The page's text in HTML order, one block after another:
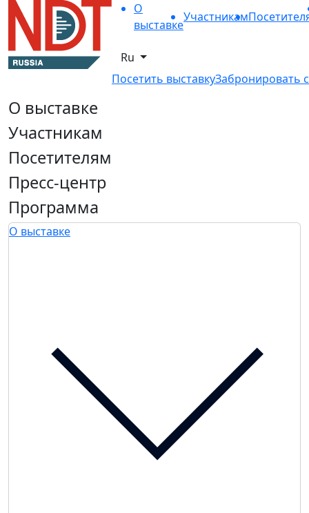
О
выставке
Участникам
Ru
Посетить выставкуЗабронировать
О выставке
Участникам
Посетителям
Пресс-центр
Программа
О выставке